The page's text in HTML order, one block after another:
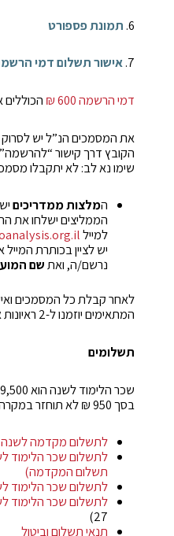
6. תמונת פספורט
7. אישור תשלום דמי
דמי הרשמה 600 ₪
את המסמכים הנ”ל יש לסרוק
הקובץ דרך קישור “להרשמה”
שימו נא לב: לא יתקבלו
המלצות ממדריכים
הממליצים ישלחו את
למייל
יש לציין בכותרת המייל
נרשם/ה, ואתשם
לאחר קבלת כל המסמכים
המתאימים יוזמנו ל-2 ראיונות אישיים.
תשלומים
בסך 950 ₪ לא תוחזר במקרה של ביטול).
לתשלום מקדמה לשנה א’
תשלום המקדמה)
לתשלום שכר הלימוד לשנה
לתשלום שכר הלימוד לשנה
27)
תנאי תשלום וביטול